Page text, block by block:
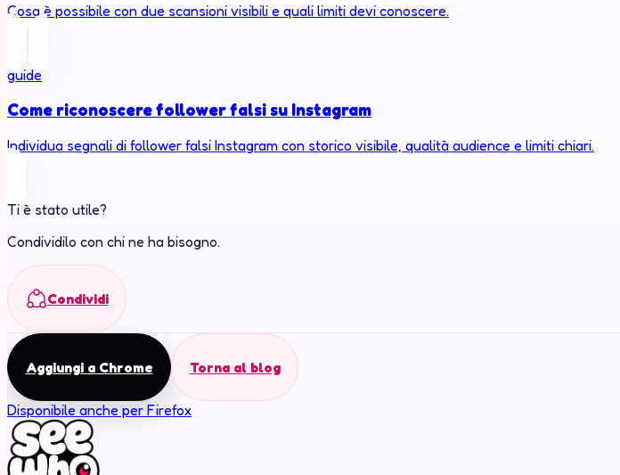
Cosa è possibile con due scansioni visibili e quali limiti devi conoscere.
guide
Come riconoscere follower falsi su Instagram
Individua segnali di follower falsi Instagram con storico visibile, qualità audience e limiti chiari.
Ti è stato utile?
Condividilo con chi ne ha bisogno.
Condividi
Aggiungi a Chrome Torna al blog
Disponibile anche per Firefox